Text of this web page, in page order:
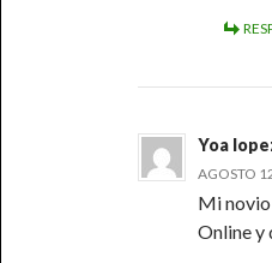
Yoa
AGOSTO
Mi novio
Online y